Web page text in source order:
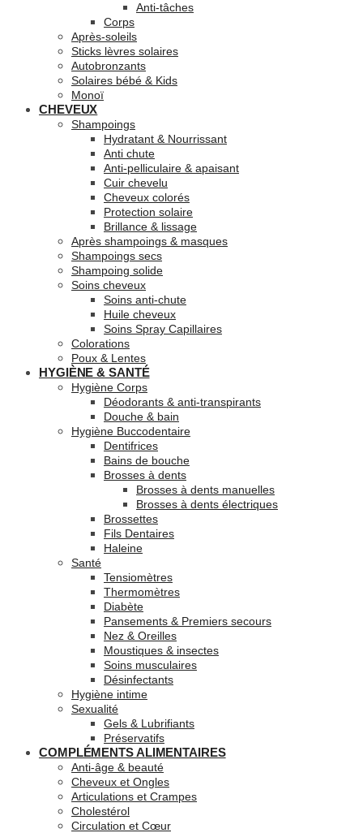
Anti-tâches
Corps
Après-soleils
Sticks lèvres solaires
Autobronzants
Solaires bébé & Kids
Monoï
CHEVEUX
Shampoings
Hydratant & Nourrissant
Anti chute
Anti-pelliculaire & apaisant
Cuir chevelu
Cheveux colorés
Protection solaire
Brillance & lissage
Après shampoings & masques
Shampoings secs
Shampoing solide
Soins cheveux
Soins anti-chute
Huile cheveux
Soins Spray Capillaires
Colorations
Poux & Lentes
HYGIÈNE & SANTÉ
Hygiène Corps
Déodorants & anti-transpirants
Douche & bain
Hygiène Buccodentaire
Dentifrices
Bains de bouche
Brosses à dents
Brosses à dents manuelles
Brosses à dents électriques
Brossettes
Fils Dentaires
Haleine
Santé
Tensiomètres
Thermomètres
Diabète
Pansements & Premiers secours
Nez & Oreilles
Moustiques & insectes
Soins musculaires
Désinfectants
Hygiène intime
Sexualité
Gels & Lubrifiants
Préservatifs
COMPLÉMENTS ALIMENTAIRES
Anti-âge & beauté
Cheveux et Ongles
Articulations et Crampes
Cholestérol
Circulation et Cœur